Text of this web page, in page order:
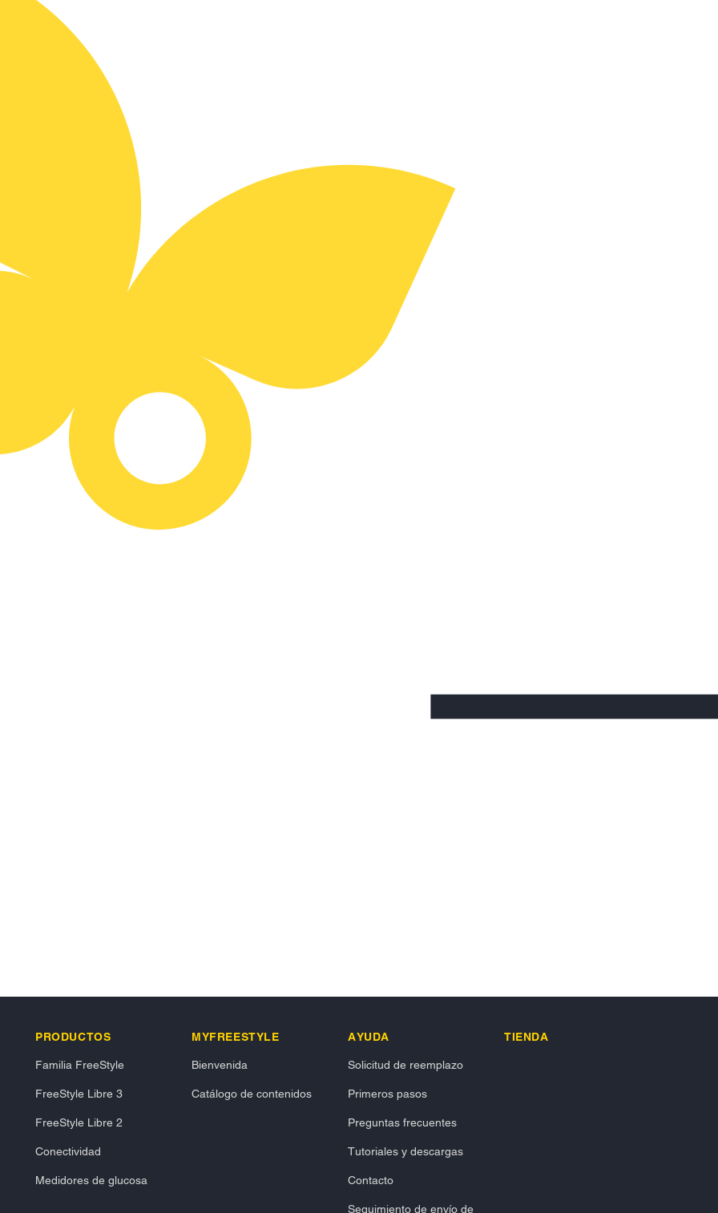
PRODUCTOS
Familia FreeStyle
FreeStyle Libre 3
FreeStyle Libre 2
Conectividad
Medidores de glucosa
MYFREESTYLE
Bienvenida
Catálogo de contenidos
AYUDA
Solicitud de reemplazo
Primeros pasos
Preguntas frecuentes
Tutoriales y descargas
Contacto
Seguimiento de envío de
TIENDA